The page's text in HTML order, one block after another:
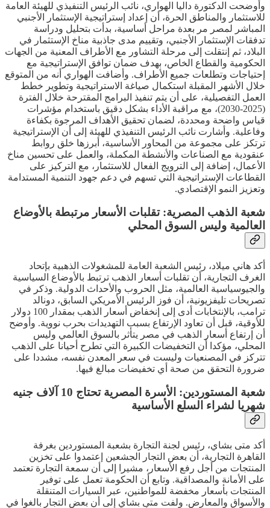
وأوضحت الدكتورة داليا الهواري، نائب الرئيس التنفيذي للهيئة العامة
للاستثمار والمناطق الحرة، أن إعداد إستراتيجية الإستثمار الأجنبي
المباشر لمصر مر بعدة مراحل أساسية، بدأت بتحليل ودراسة
تدفقات الإستثمار الأجنبي، وتقييم مدى جاذبية مناخ الإستثمار في
البلاد، ثم إنتقلت إلى مرحلة التشاور مع الأطراف المعنية من الجهات
الحكومية والقطاع الخاص، بهدف ضمان توافق الإستراتيجية مع
إحتياجات وتطلعات جميع الأطراف. وأضافت الهواري أنه من المتوقع
خلال الأشهر المقبلة استكمال صياغة الاستراتيجية وتطوير خطط
العمل التفصيلية، على أن يتم تنفيذ البرامج المقترحة خلال الفترة
(2025-2030)، مع مراقبة الأداء بشكل دقيق باستخدام مؤشرات
قياس واضحة ومحددة، لضمان تحقيق الأهداف المرجوة بكفاءة
وفاعلية. وأشارت نائب الرئيس التنفيذي للهيئة إلى أن الإستراتيجية
ترتكز على مجموعة من المحاور الأساسية، أبرزها خلق روابط
عنقودية مع الصناعات والأنشطة المكملة، والعمل على تحسين مناخ
الأعمال، إضافة إلى الترويج الفعال للاستثمار، مع التركيز على
القطاعات الإستراتيجية التي تسهم في دعم جهود التنمية المستدامة
وتعزيز النمو الإقتصادي.
شعبة الذهب المصرية: تقلبات الأسعار مرتبطة بالأوضاع
العالمية وليس السوق المحلي
أكد هاني ميلاد، رئيس الشعبة العامة للمشغولات الذهبية بإتحاد
الغرف التجارية، أن تقلبات أسعار الذهب ترتبط بالأوضاع السياسية
والجيوسياسية العالمية، مثل الحروب والأحداث الدولية. وذكر في
تصريحات تليفزيونية، أن فوز الرئيس الأمريكي السابق، دونالد
ترامب، بالإنتخابات أدى إلى إنخفاض أسعار الذهب بمقدار 100 دولار
للأوقية، قبل أن تعاود الإرتفاع بسبب التهديدات بحرب نووية. وأوضح
أن إرتفاع أسعار الذهب في مصر يتأثر بالسوق العالمي وليس
المحلي، مؤكدا أن التخفيضات الكبيرة التي تطرح أحيانا على الذهب
تتركز في المصنعيات وليست في سعر المعدن نفسه، مشددا على
ضرورة التحقق من صحة أي تخفيضات مبالغ فيها.
شعبة المستوردين: الأسرة المصرية تحتاج 10 آلاف جنيه
شهريا لشراء السلع الأساسية
أكد متى بشاي، رئيس لجنة التجارة بشعبة المستوردين بغرفة
القاهرة التجارية، أن بعض التجار الجشعين إعتمدوا على تخزين
المنتجات من أجل رفع الأسعار، مشيرا إلى أن سمعة التجارة تعتمد
على الأمانة والمصداقية. وتابع أن الحكومة تعمل على توفير
المنتجات بأسعار مخفضة للمواطنين، عبر السيارات المتنقلة
والأسواق والمعارض. ولفت متى بشاي إلى أن بعض التجار بالغوا في